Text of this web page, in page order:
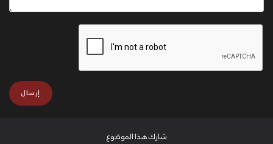
شارك هذا الموضوع